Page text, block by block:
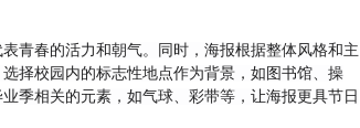
青春的活力和朝气。同时，海报根据整体风格和主
择校园内的标志性地点作为背景，如图书馆、操
季相关的元素，如气球、彩带等，让海报更具节日